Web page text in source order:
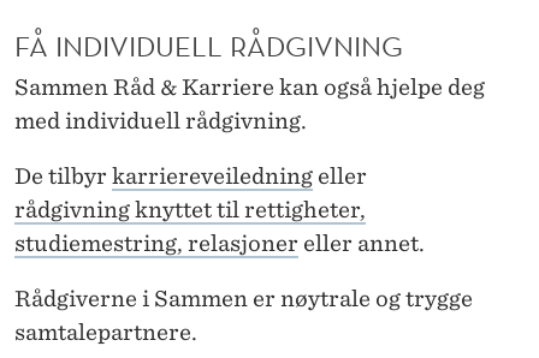
H
H
FÅ INDIVIDUELL RÅDGIVNING
Sammen Råd & Karriere kan også hjelpe deg
med individuell rådgivning.
De tilbyr karriereveiledning eller
rådgivning knyttet til rettigheter,
studiemestring, relasjoner eller annet.
Rådgiverne i Sammen er nøytrale og trygge
samtalepartnere.